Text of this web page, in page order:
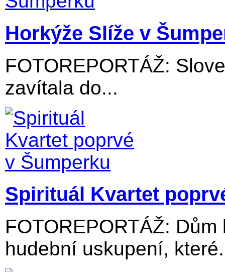
Horkýže Slíže v
FOTOREPORTÁŽ:
zavítala do...
Spirituál Kvartet
FOTOREPORTÁŽ:
hudební uskupení,